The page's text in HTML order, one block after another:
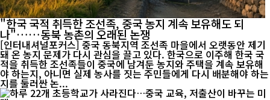
"한국 국적 취득한 조선족, 중국 농지 계속 보유해도 되
나"……동북 농촌의 오래된 논쟁
[인터내셔널포커스] 중국 동북지역 조선족 마을에서 오랫동안 제기
돼 온 농지 문제가 다시 관심을 끌고 있다. 한국으로 이주해 한국 국
적을 취득한 조선족들이 중국에 남겨둔 농지와 주택을 계속 보유해
야 하는지, 아니면 실제 농사를 짓는 주민들에게 다시 배분해야 하는
지를 둘러싼 논...